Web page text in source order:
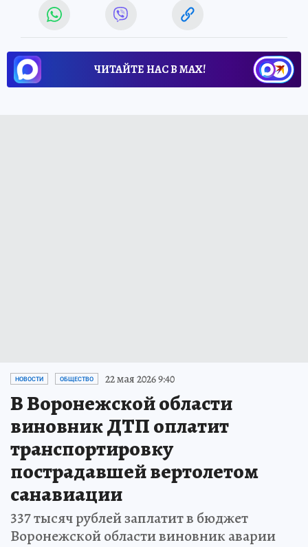
ЧИТАЙТЕ НАС В МАХ!
НОВОСТИ ОБЩЕСТВО 22 мая 2026 9:40
В Воронежской области
виновник ДТП оплатит
транспортировку
пострадавшей вертолетом
санавиации
337 тысяч рублей заплатит в бюджет
Воронежской области виновник аварии